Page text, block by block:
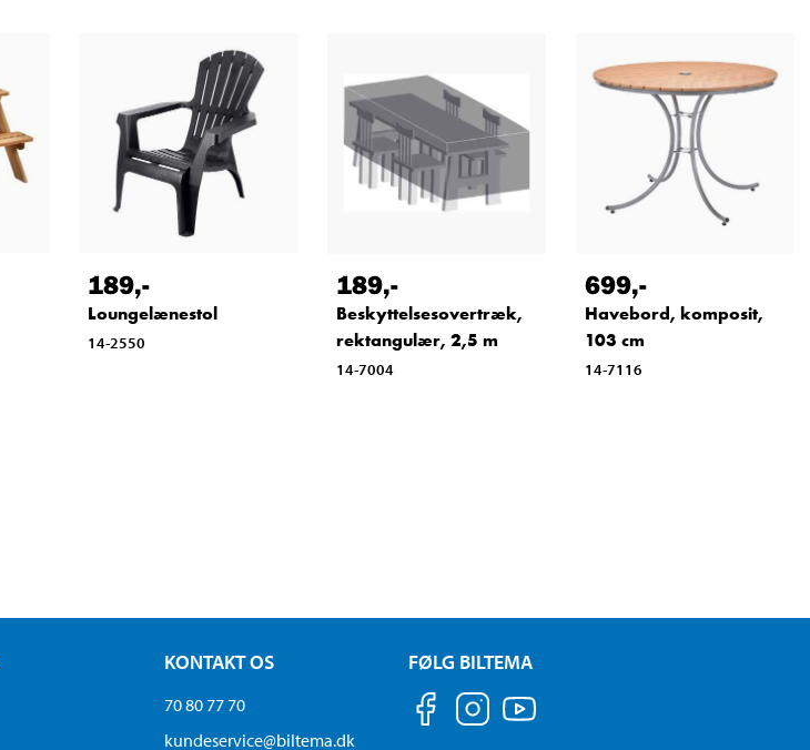
189,-
Loungelænestol
14-2550
189,-
Beskyttelsesovertræk,
rektangulær, 2,5 m
14-7004
699,-
Havebord, komposit,
103 cm
14-7116
KONTAKT OS
70 80 77 70
kundeservice@biltema.dk
FØLG BILTEMA